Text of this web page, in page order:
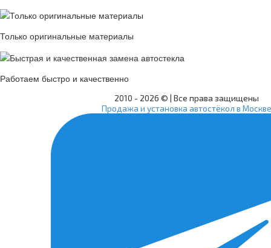
Только оригинальные материалы
Работаем быстро и качественно
2010 - 2026 © | Все права защищены
Продажа и установка автостёкол в Москве